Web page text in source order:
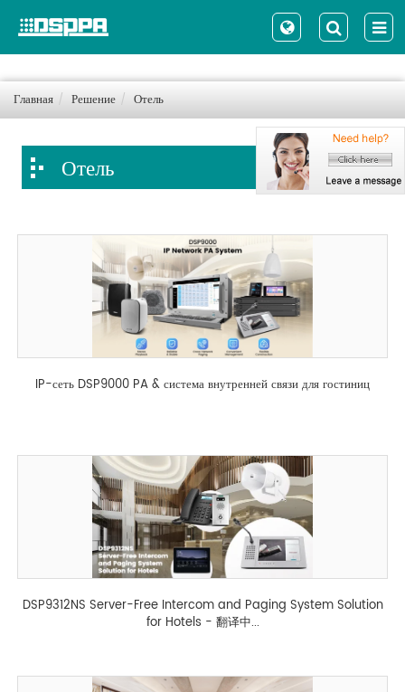
Главная Решение Отель
Отель
IP-сеть DSP9000 PA & система внутренней связи для гостиниц
DSP9312NS Server-Free Intercom and Paging System Solution
for Hotels - 翻译中...